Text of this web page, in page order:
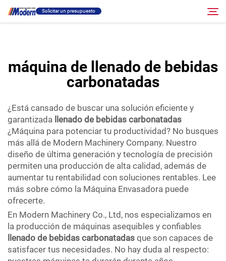
llenado de bebidas carbonatadas
que impulse su productividad? No dé un paso más...">
Solicitar un presupuesto
Llenado Y Empaque
Acerca
Vídeo
Contacto
Sitio RU
Buscar
máquina de llenado de bebidas
carbonatadas
¿Está cansado de buscar una solución eficiente y
garantizada llenado de bebidas carbonatadas
¿Máquina para potenciar tu productividad? No busques
más allá de Modern Machinery Company. Nuestro
diseño de última generación y tecnología de precisión
permiten una producción de alta calidad, además de
aumentar tu rentabilidad con soluciones rentables. Lee
más sobre cómo la Máquina Envasadora puede
ofrecerte.
En Modern Machinery Co., Ltd, nos especializamos en
la producción de máquinas asequibles y confiables
llenado de bebidas carbonatadas que son capaces de
satisfacer tus necesidades. No hay duda al respecto: